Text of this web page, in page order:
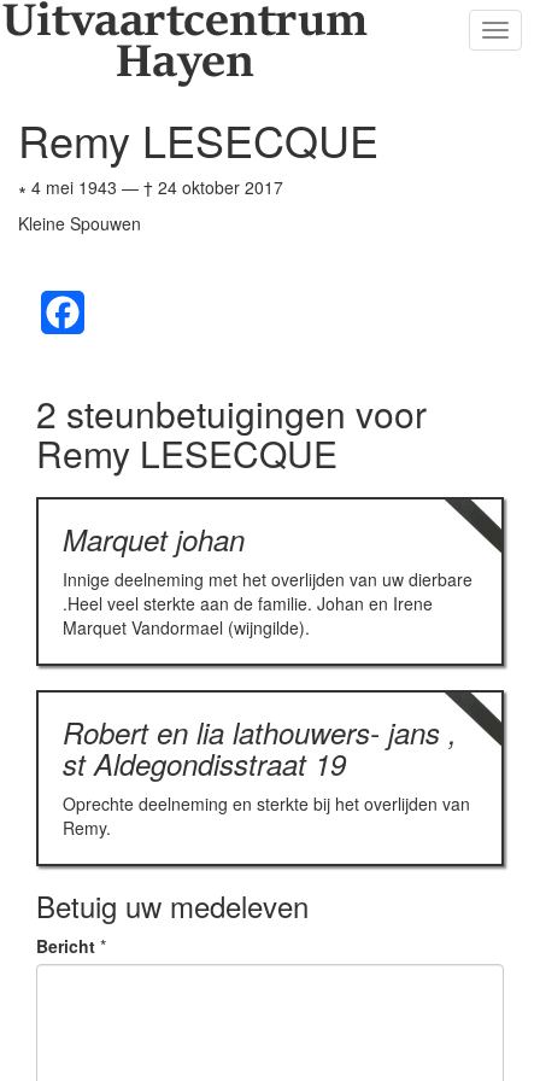
Remy LESECQUE
∗ 4 mei 1943 — † 24 oktober 2017
Kleine Spouwen
2 steunbetuigingen voor
Remy LESECQUE
Marquet johan
Innige deelneming met het overlijden van uw dierbare
.Heel veel sterkte aan de familie. Johan en Irene
Marquet Vandormael (wijngilde).
Robert en lia lathouwers- jans ,
st Aldegondisstraat 19
Oprechte deelneming en sterkte bij het overlijden van
Remy.
Betuig uw medeleven
Bericht *